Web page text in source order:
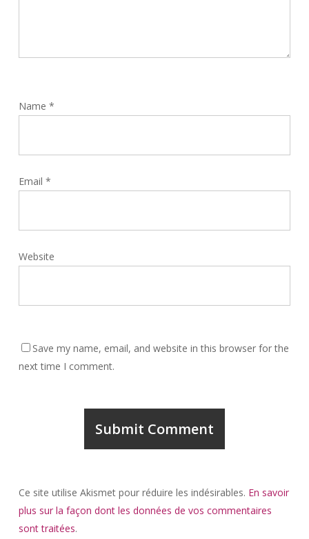
Name *
Email *
Website
Save my name, email, and website in this browser for the
next time I comment.
Ce site utilise Akismet pour réduire les indésirables. En savoir
plus sur la façon dont les données de vos commentaires
sont traitées.